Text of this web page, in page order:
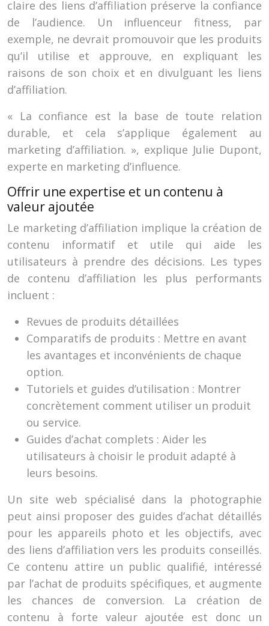
claire des liens d’affiliation préserve la confiance
de l’audience. Un influenceur fitness, par
exemple, ne devrait promouvoir que les produits
qu’il utilise et approuve, en expliquant les
raisons de son choix et en divulguant les liens
d’affiliation.
« La confiance est la base de toute relation
durable, et cela s’applique également au
marketing d’affiliation. », explique Julie Dupont,
experte en marketing d’influence.
Offrir une expertise et un contenu à
valeur ajoutée
Le marketing d’affiliation implique la création de
contenu informatif et utile qui aide les
utilisateurs à prendre des décisions. Les types
de contenu d’affiliation les plus performants
incluent :
Revues de produits détaillées
Comparatifs de produits : Mettre en avant
les avantages et inconvénients de chaque
option.
Tutoriels et guides d’utilisation : Montrer
concrètement comment utiliser un produit
ou service.
Guides d’achat complets : Aider les
utilisateurs à choisir le produit adapté à
leurs besoins.
Un site web spécialisé dans la photographie
peut ainsi proposer des guides d’achat détaillés
pour les appareils photo et les objectifs, avec
des liens d’affiliation vers les produits conseillés.
Ce contenu attire un public qualifié, intéressé
par l’achat de produits spécifiques, et augmente
les chances de conversion. La création de
contenu à forte valeur ajoutée est donc un